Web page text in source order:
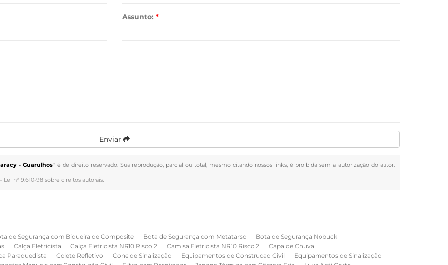
Assunto: *
Enviar
- Guarulhos" é de direito reservado. Sua reprodução, parcial ou total, mesmo citando nossos links, é proibida sem a autorização do autor.
Lei n° 9.610-98 sobre direitos autorais.
de Segurança com Biqueira de Composite Bota de Segurança com Metatarso
Bota de Segurança Nobuck
Calça Eletricista Calça Eletricista NR10 Risco 2 Camisa Eletricista NR10 Risco 2
Capa de Chuva
Paraquedista Colete Refletivo Cone de Sinalização Equipamentos de Construcao Civil
Equipamentos de Sinalização